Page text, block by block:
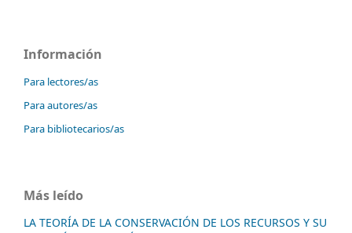
Información
Para lectores/as
Para autores/as
Para bibliotecarios/as
Más leído
LA TEORÍA DE LA CONSERVACIÓN DE LOS RECURSOS Y SU